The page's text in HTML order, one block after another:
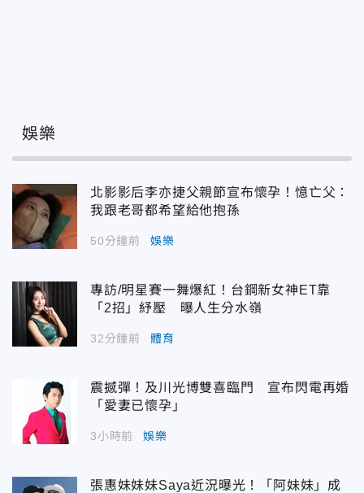
娛樂
北影影后李亦捷父親節宣布懷孕！憶亡父：
我跟老哥都希望給他抱孫
50分鐘前 娛樂
專訪/明星賽一舞爆紅！台鋼新女神ET靠
「2招」紓壓 曝人生分水嶺
32分鐘前 體育
震撼彈！及川光博雙喜臨門 宣布閃電再婚
「愛妻已懷孕」
3小時前 娛樂
張惠妹妹妹Saya近況曝光！「阿妹妹」成